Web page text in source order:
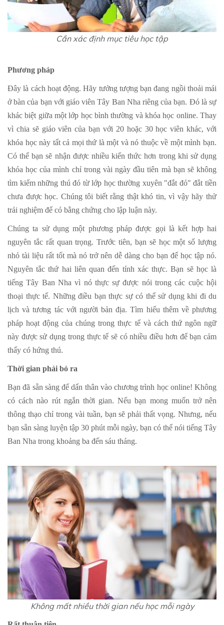
Cần xác định mục tiêu học tập​
Phương pháp
Đây là cách hoạt động. Hãy tưởng tượng bạn đang ngồi thoải mái
ở bàn của bạn với giáo viên Tây Ban Nha riêng của bạn. Đó là sự
khác biệt giữa một lớp học bình thường và khóa học online. Thay
vì chia sẽ giáo viên của bạn với 20 hoặc 30 học viên khác, với
khóa học này tất cả mọi thứ là một và nó thuộc về một mình bạn.
Có thể bạn sẽ nhận được nhiều kiến ​​thức hơn trong khi sử dụng
khóa học của mình chỉ trong vài ngày đầu tiên mà bạn sẽ không
tìm kiếm những thú đó từ lớp học thường xuyên "đắt đỏ" đắt tiền
chưa đượchọc. Chúng tôi biết rằng thật khó tin, vì vậy hãy thử
trải nghiệm để có bằng chứng cho lập luận này.
Chúng ta sử dụng một phương pháp được gọi là kết hợp hai
nguyên tắc rất quan trọng. Trước tiên, bạn sẽ học một số lượng
nhỏ tài liệu rất tốt mà nó trở nên dễ dàng cho bạn để học tập nó.
Nguyên tắc thứ hai liên quan đến tính xác thực. Bạn sẽ học là
tiếng Tây Ban Nha vì nó thực sự được nói trong các cuộc hội
thoại thực tế. Những điều bạn thực sự có thể sử dụng khi đi du
lịch và tương tác với người bản địa. Tìm hiểu thêm về phương
pháp hoạt động của chúng trong thực tế và cách thứ ngôn ngữ
này được sử dụng trong thực tế sẽ có nhiều điều hơn để bạn cảm
thấy có hứng thú.
Thời gian phải bỏ ra
Bạn đã sẵn sàng để dấn thân vào chương trình học online! Không
có cách nào rút ngắn thời gian. Nếu bạn mong muốn trở nên
thông thạo chỉ trong vài tuần, bạn sẽ phải thất vọng. Nhưng, nếu
bạn sẵn sàng luyện tập 30 phút mỗi ngày, bạn có thể nói tiếng Tây
Ban Nha trong khoảng ba đến sáu tháng.
Không mất nhiều thời gian nếu học mỗi ngày